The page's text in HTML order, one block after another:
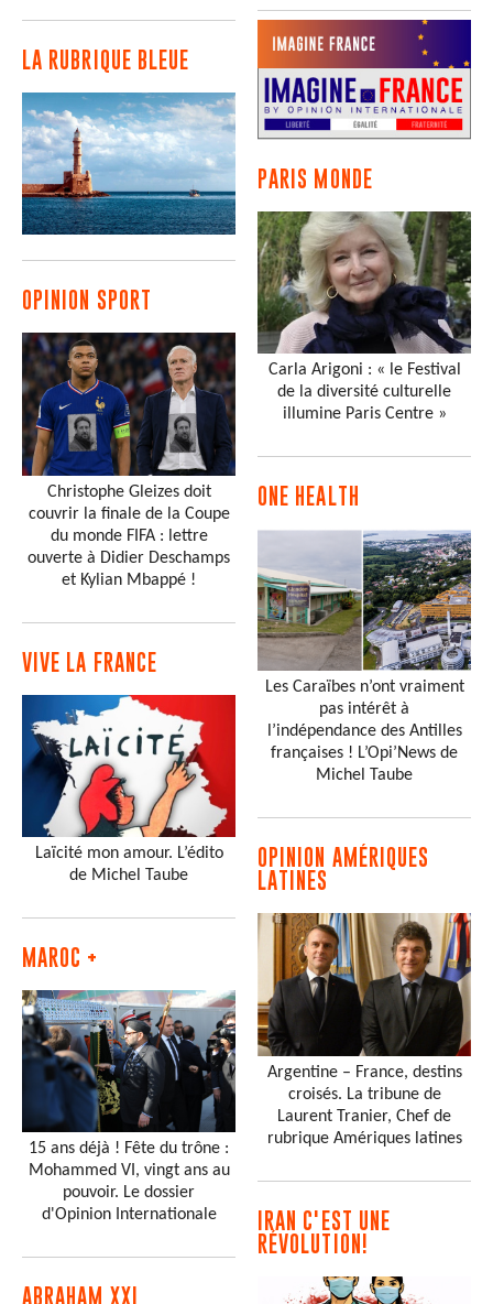
LA RUBRIQUE BLEUE
OPINION SPORT
Christophe Gleizes doit
couvrir la finale de la Coupe
du monde FIFA : lettre
ouverte à Didier Deschamps
et Kylian Mbappé !
VIVE LA FRANCE
Laïcité mon amour. L’édito
de Michel Taube
MAROC +
15 ans déjà ! Fête du trône :
Mohammed VI, vingt ans au
pouvoir. Le dossier
d'Opinion Internationale
ABRAHAM XXI
PARIS MONDE
Carla Arigoni : « le Festival
de la diversité culturelle
illumine Paris Centre »
ONE HEALTH
Les Caraïbes n’ont vraiment
pas intérêt à
l’indépendance des Antilles
françaises ! L’Opi’News de
Michel Taube
OPINION AMÉRIQUES
LATINES
Argentine – France, destins
croisés. La tribune de
Laurent Tranier, Chef de
rubrique Amériques latines
IRAN C'EST UNE
RÉVOLUTION!